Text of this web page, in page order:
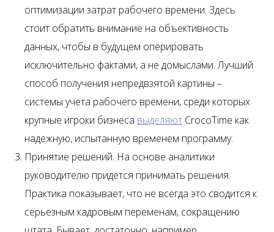
оптимизации затрат рабочего времени. Здесь
стоит обратить внимание на объективность
данных, чтобы в будущем оперировать
исключительно фактами, а не домыслами. Лучший
способ получения непредвзятой картины –
системы учета рабочего времени, среди которых
крупные игроки бизнеса выделяют CrocoTime как
надежную, испытанную временем программу.
Принятие решений. На основе аналитики
руководителю придется принимать решения.
Практика показывает, что не всегда это сводится к
серьезным кадровым переменам, сокращению